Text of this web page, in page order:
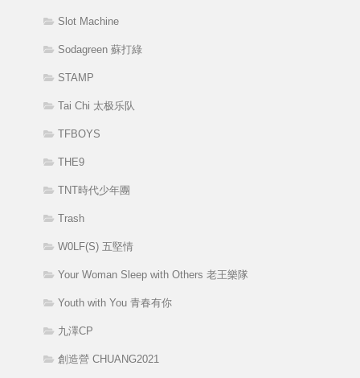
Slot Machine
Sodagreen 蘇打綠
STAMP
Tai Chi 太极乐队
TFBOYS
THE9
TNT時代少年團
Trash
W0LF(S) 五堅情
Your Woman Sleep with Others 老王樂隊
Youth with You 青春有你
九澤CP
創造營 CHUANG2021